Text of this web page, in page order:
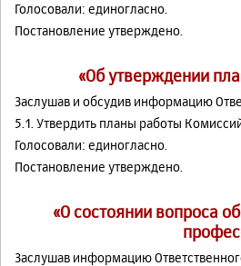
Голосовали: единогласно.
Постановление утверждено.
«Об утверждении
Заслушав и обсудив информацию
5.1. Утвердить планы работы
Голосовали: единогласно.
Постановление утверждено.
«О состоянии вопроса
Заслушав информацию